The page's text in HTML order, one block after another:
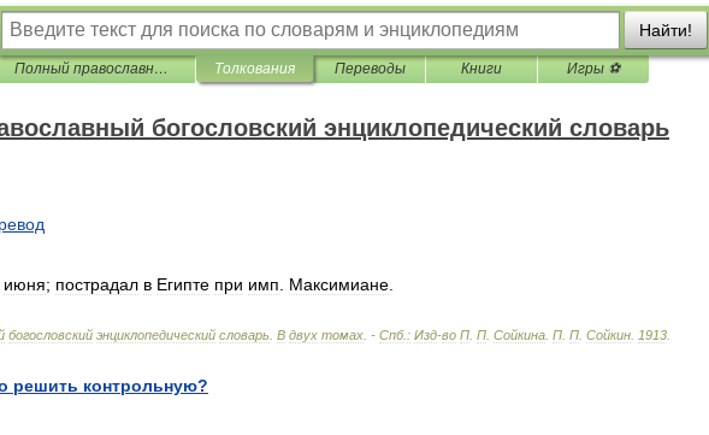
Найти!
Полный православный богословский энциклопедический словарь Толкования Переводы Книги Игры ⚽
богословский энциклопедический словарь
июня; пострадал в Египте при имп Максимиане
богословский энциклопедический словарь В двух томах . - Спб. : Изд-во П П Сойкина П П Сойкин 1913
решить контрольную?